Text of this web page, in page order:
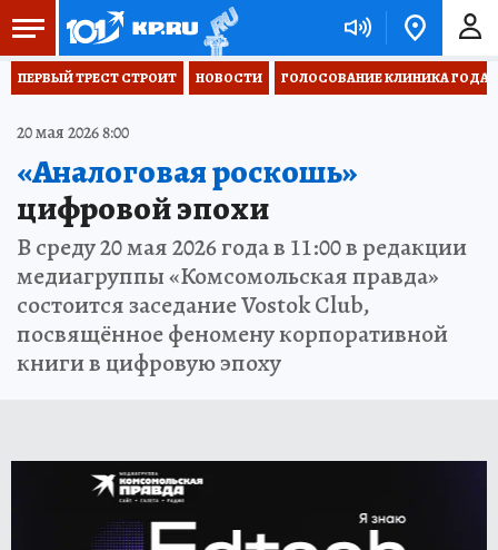
ПЕРВЫЙ ТРЕСТ СТРОИТ НОВОСТИ ГОЛОСОВАНИЕ КЛИНИКА ГОДА
20 мая 2026 8:00
«Аналоговая роскошь»
цифровой эпохи
В среду 20 мая 2026 года в 11:00 в редакции
медиагруппы «Комсомольская правда»
состоится заседание Vostok Club,
посвящённое феномену корпоративной
книги в цифровую эпоху